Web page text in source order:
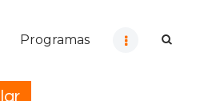
Programas